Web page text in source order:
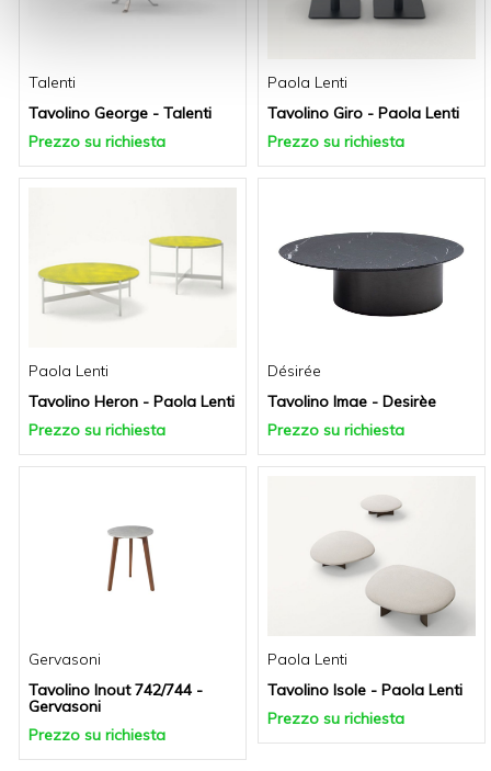
Talenti
Tavolino George - Talenti
Prezzo su richiesta
Paola Lenti
Tavolino Giro - Paola Lenti
Prezzo su richiesta
Paola Lenti
Tavolino Heron - Paola Lenti
Prezzo su richiesta
Désirée
Tavolino Imae - Desirèe
Prezzo su richiesta
Gervasoni
Tavolino Inout 742/744 -
Gervasoni
Prezzo su richiesta
Paola Lenti
Tavolino Isole - Paola Lenti
Prezzo su richiesta